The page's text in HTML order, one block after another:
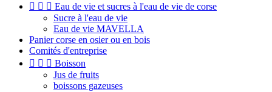
   Eau de vie et sucres à l'eau de vie de corse
Sucre à l'eau de vie
Eau de vie MAVELLA
Panier corse en osier ou en bois
Comités d'entreprise
   Boisson
Jus de fruits
boissons gazeuses